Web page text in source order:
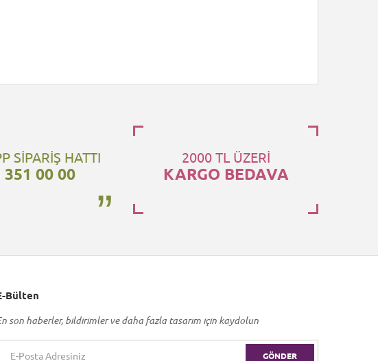
SİPARİŞ HATTI
351 00 00
2000 TL ÜZERİ
KARGO BEDAVA
Bülten
son haberler, bildirimler ve daha fazla tasarım için kaydolun
GÖNDER